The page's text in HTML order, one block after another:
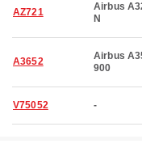
AZ721
Airbus
N
A3652
Airbus
900
V75052 -